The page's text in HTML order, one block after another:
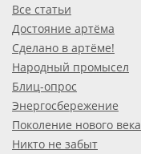
Все статьи
Достояние артёма
Сделано в артёме!
Народный промысел
Блиц-опрос
Энергосбережение
Поколение нового века
Никто не забыт